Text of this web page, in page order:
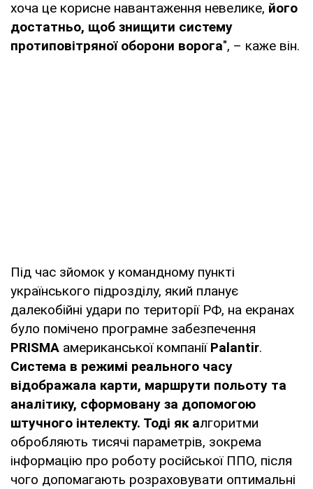
хоча це корисне навантаження невелике, його
достатньо, щоб знищити систему
протиповітряної оборони ворога", – каже він.
Під час зйомок у командному пункті
українського підрозділу, який планує
далекобійні удари по території РФ, на екранах
було помічено програмне забезпечення
PRISMA американської компанії Palantir.
Система в режимі реального часу
відображала карти, маршрути польоту та
аналітику, сформовану за допомогою
штучного інтелекту. Тоді як алгоритми
обробляють тисячі параметрів, зокрема
інформацію про роботу російської ППО, після
чого допомагають розраховувати оптимальні